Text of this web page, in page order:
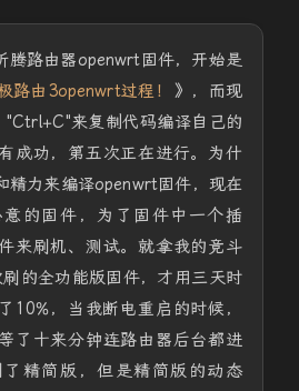
腾路由器openwrt固件，开始是
路由3openwrt过程！
》，而现
来复制代码编译自己的
成功，第五次正在进行。为什
精力来编译openwrt固件，现在
的固件，为了固件中一个插
来刷机、测试。就拿我的竞斗
的全功能版固件，才用三天时
10%，当我断电重启的时候，
了十来分钟连路由器后台都进
精简版，但是精简版的动态